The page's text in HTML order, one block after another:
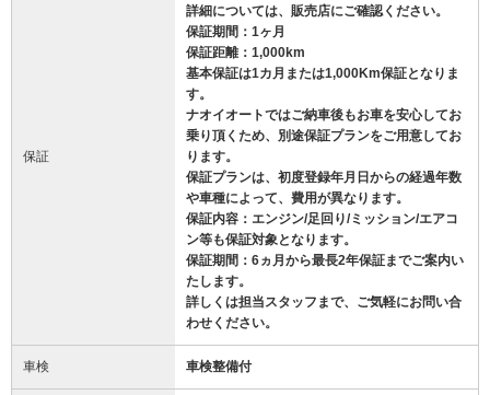
保証
詳細については、販売店にご確認ください。
保証期間：1ヶ月
保証距離：1,000km
基本保証は1カ月または1,000Km保証となりま
す。
ナオイオートではご納車後もお車を安心してお
乗り頂くため、別途保証プランをご用意してお
ります。
保証プランは、初度登録年月日からの経過年数
や車種によって、費用が異なります。
保証内容：エンジン/足回り/ミッション/エアコ
ン等も保証対象となります。
保証期間：6ヵ月から最長2年保証までご案内い
たします。
詳しくは担当スタッフまで、ご気軽にお問い合
わせください。
車検 車検整備付